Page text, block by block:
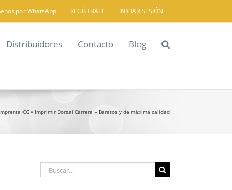
por WhatsApp REGÍSTRATE INICIAR SESIÓN
Distribuidores Contacto Blog
CG » Imprimir Dorsal Carrera – Baratos y de máxima calidad
Buscar: